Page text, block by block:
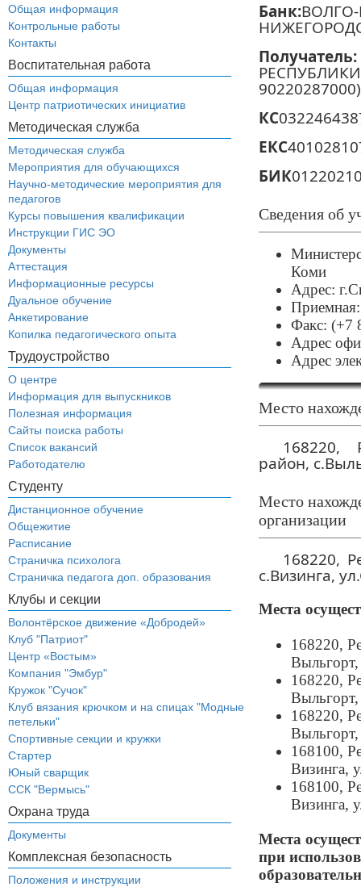
Общая информация
Контрольные работы
Контакты
Воспитательная работа
Общая информация
Центр патриотических инициатив
Методическая служба
Методическая служба
Мероприятия для обучающихся
Научно-методические мероприятия для
педагогов
Курсы повышения квалификации
Инструкции ГИС ЭО
Документы
Аттестация
Информационные ресурсы
Дуальное обучение
Анкетирование
Копилка педагогического опыта
Трудоустройство
О центре
Информация для выпускников
Полезная информация
Сайты поиска работы
Список вакансий
Работодателю
Студенту
Дистанционное обучение
Общежитие
Расписание
Страничка психолога
Страничка педагога доп. образования
Клубы и секции
Волонтёрское движение «Добродей»
Клуб "Патриот"
Центр «Востым»
Компания "Эмбур"
Кружок "Сучок"
Клуб вязания крючком и на спицах "Модные
петельки"
Спортивные секции и кружки
Стартер
Юный сварщик
ССК "Вермысь"
Охрана труда
Документы
Комплексная безопасность
Положения и инструкции
Банк:
Получатель:
90220287000)
КС
ЕКС
БИК
Сведения об
Коми
Адрес:
Факс: (+7
Адрес
Адрес
Место
168220,
район,
Место
организации
168220,
с.Визинга,
Места
168220,
168220,
168220,
168100,
Визинга,
168100,
Визинга,
Места
при